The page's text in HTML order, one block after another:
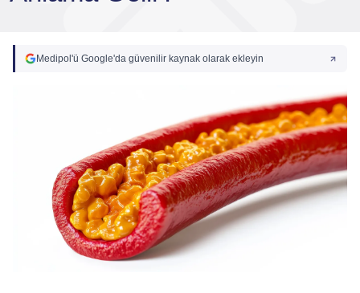
Medipol'ü Google'da güvenilir kaynak olarak ekleyin